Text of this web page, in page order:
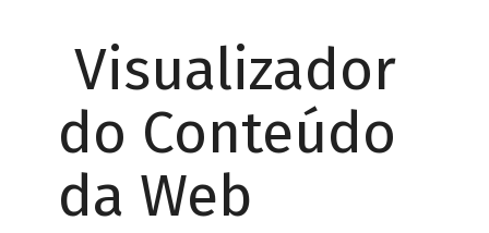
Visualizador
do Conteúdo
da Web